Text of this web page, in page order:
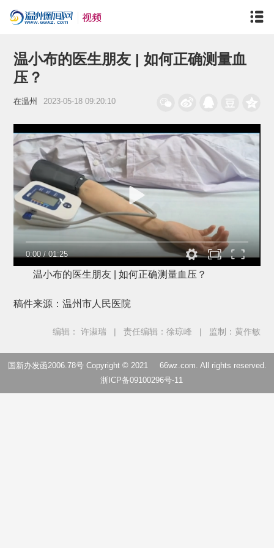
温小布的医生朋友 | 如何正确测量血
压？
在温州 2023-05-18 09:20:10
0:00/01:25
温小布的医生朋友 | 如何正确测量血压？
稿件来源：温州市人民医院
编辑： 许淑瑞 责任编辑：徐琼峰 监制：黄作敏
国新办发函2006.78号 Copyright © 2021 66wz.com. All rights reserved.
浙ICP备09100296号-11